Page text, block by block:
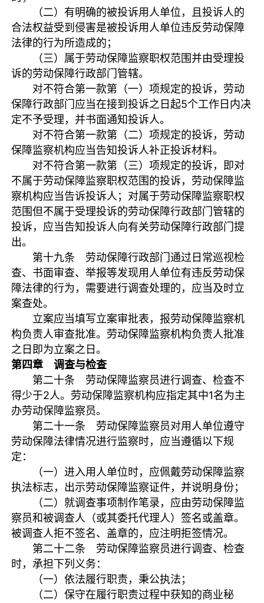
（二）有明确的被投诉用人单位，且投诉人的
合法权益受到侵害是被投诉用人单位违反劳动保障
法律的行为所造成的；
（三）属于劳动保障监察职权范围并由受理投
诉的劳动保障行政部门管辖。
对不符合第一款第（一）项规定的投诉，劳动
保障行政部门应当在接到投诉之日起5个工作日内决
定不予受理，并书面通知投诉人。
对不符合第一款第（二）项规定的投诉，劳动
保障监察机构应当告知投诉人补正投诉材料。
对不符合第一款第（三）项规定的投诉，即对
不属于劳动保障监察职权范围的投诉，劳动保障监
察机构应当告诉投诉人；对属于劳动保障监察职权
范围但不属于受理投诉的劳动保障行政部门管辖的
投诉，应当告知投诉人向有关劳动保障行政部门提
出。
第十九条 劳动保障行政部门通过日常巡视检
查、书面审查、举报等发现用人单位有违反劳动保
障法律的行为，需要进行调查处理的，应当及时立
案查处。
立案应当填写立案审批表，报劳动保障监察机
构负责人审查批准。劳动保障监察机构负责人批准
之日即为立案之日。
第四章 调查与检查
第二十条 劳动保障监察员进行调查、检查不
得少于2人。劳动保障监察机构应指定其中1名为主
办劳动保障监察员。
第二十一条 劳动保障监察员对用人单位遵守
劳动保障法律情况进行监察时，应当遵循以下规
定：
（一）进入用人单位时，应佩戴劳动保障监察
执法标志，出示劳动保障监察证件，并说明身份；
（二）就调查事项制作笔录，应由劳动保障监
察员和被调查人（或其委托代理人）签名或盖章。
被调查人拒不签名、盖章的，应注明拒签情况。
第二十二条 劳动保障监察员进行调查、检查
时，承担下列义务：
（一）依法履行职责，秉公执法；
（二）保守在履行职责过程中获知的商业秘